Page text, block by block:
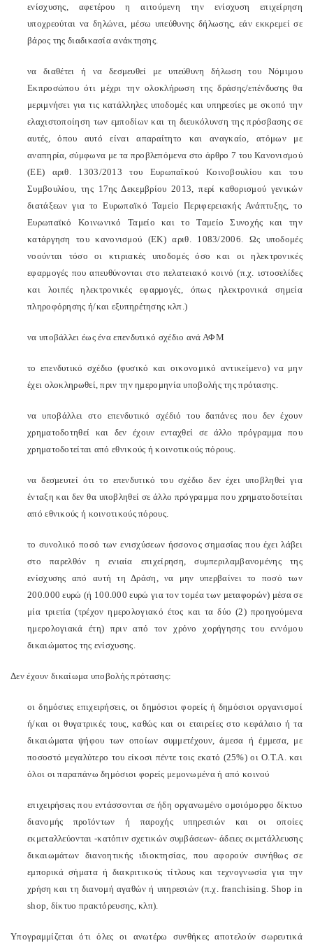
ενίσχυσης, αφετέρου η αιτούμενη την ενίσχυση επιχείρηση
υποχρεούται να δηλώνει, μέσω υπεύθυνης δήλωσης, εάν εκκρεμεί σε
βάρος της διαδικασία ανάκτησης.
να διαθέτει ή να δεσμευθεί με υπεύθυνη δήλωση του Νόμιμου
Εκπροσώπου ότι μέχρι την ολοκλήρωση της δράσης/επένδυσης θα
μεριμνήσει για τις κατάλληλες υποδομές και υπηρεσίες με σκοπό την
ελαχιστοποίηση των εμποδίων και τη διευκόλυνση της πρόσβασης σε
αυτές, όπου αυτό είναι απαραίτητο και αναγκαίο, ατόμων με
αναπηρία, σύμφωνα με τα προβλεπόμενα στο άρθρο 7 του Κανονισμού
(ΕΕ) αριθ. 1303/2013 του Ευρωπαϊκού Κοινοβουλίου και του
Συμβουλίου, της 17ης Δεκεμβρίου 2013, περί καθορισμού γενικών
διατάξεων για το Ευρωπαϊκό Ταμείο Περιφερειακής Ανάπτυξης, το
Ευρωπαϊκό Κοινωνικό Ταμείο και το Ταμείο Συνοχής και την
κατάργηση του κανονισμού (ΕΚ) αριθ. 1083/2006. Ως υποδομές
νοούνται τόσο οι κτιριακές υποδομές όσο και οι ηλεκτρονικές
εφαρμογές που απευθύνονται στο πελατειακό κοινό (π.χ. ιστοσελίδες
και λοιπές ηλεκτρονικές εφαρμογές, όπως ηλεκτρονικά σημεία
πληροφόρησης ή/και εξυπηρέτησης κλπ.)
να υποβάλλει έως ένα επενδυτικό σχέδιο ανά ΑΦΜ
το επενδυτικό σχέδιο (φυσικό και οικονομικό αντικείμενο) να μην
έχει ολοκληρωθεί, πριν την ημερομηνία υποβολής της πρότασης.
να υποβάλλει στο επενδυτικό σχέδιό του δαπάνες που δεν έχουν
χρηματοδοτηθεί και δεν έχουν ενταχθεί σε άλλο πρόγραμμα που
χρηματοδοτείται από εθνικούς ή κοινοτικούς πόρους.
να δεσμευτεί ότι το επενδυτικό του σχέδιο δεν έχει υποβληθεί για
ένταξη και δεν θα υποβληθεί σε άλλο πρόγραμμα που χρηματοδοτείται
από εθνικούς ή κοινοτικούς πόρους.
το συνολικό ποσό των ενισχύσεων ήσσονος σημασίας που έχει λάβει
στο παρελθόν η ενιαία επιχείρηση, συμπεριλαμβανομένης της
ενίσχυσης από αυτή τη Δράση, να μην υπερβαίνει το ποσό των
200.000 ευρώ (ή 100.000 ευρώ για τον τομέα των μεταφορών) μέσα σε
μία τριετία (τρέχον ημερολογιακό έτος και τα δύο (2) προηγούμενα
ημερολογιακά έτη) πριν από τον χρόνο χορήγησης του εννόμου
δικαιώματος της ενίσχυσης.
Δεν έχουν δικαίωμα υποβολής πρότασης:
οι δημόσιες επιχειρήσεις, οι δημόσιοι φορείς ή δημόσιοι οργανισμοί
ή/και οι θυγατρικές τους, καθώς και οι εταιρείες στο κεφάλαιο ή τα
δικαιώματα ψήφου των οποίων συμμετέχουν, άμεσα ή έμμεσα, με
ποσοστό μεγαλύτερο του είκοσι πέντε τοις εκατό (25%) οι Ο.Τ.Α. και
όλοι οι παραπάνω δημόσιοι φορείς μεμονωμένα ή από κοινού
επιχειρήσεις που εντάσσονται σε ήδη οργανωμένο ομοιόμορφο δίκτυο
διανομής προϊόντων ή παροχής υπηρεσιών και οι οποίες
εκμεταλλεύονται -κατόπιν σχετικών συμβάσεων- άδειες εκμετάλλευσης
δικαιωμάτων διανοητικής ιδιοκτησίας, που αφορούν συνήθως σε
εμπορικά σήματα ή διακριτικούς τίτλους και τεχνογνωσία για την
χρήση και τη διανομή αγαθών ή υπηρεσιών (π.χ. franchising.Shop in
shop, δίκτυο πρακτόρευσης, κλπ).
Υπογραμμίζεται ότι όλες οι ανωτέρω συνθήκες αποτελούν σωρευτικά